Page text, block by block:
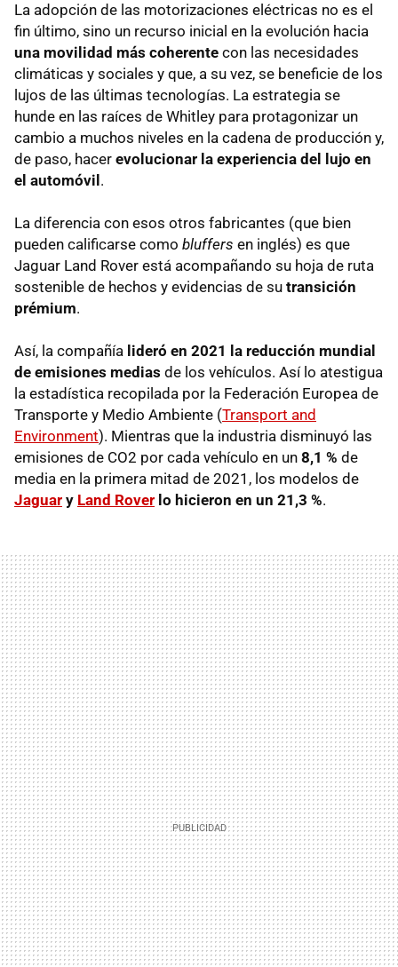
La adopción de las motorizaciones eléctricas no es el
fin último, sino un recurso inicial en la evolución hacia
una movilidad más coherente con las necesidades
climáticas y sociales y que, a su vez, se beneficie de los
lujos de las últimas tecnologías. La estrategia se
hunde en las raíces de Whitley para protagonizar un
cambio a muchos niveles en la cadena de producción y,
de paso, hacer evolucionar la experiencia del lujo en
el automóvil.
La diferencia con esos otros fabricantes (que bien
pueden calificarse como bluffers en inglés) es que
Jaguar Land Rover está acompañando su hoja de ruta
sostenible de hechos y evidencias de su transición
prémium.
Así, la compañía lideró en 2021 la reducción mundial
de emisiones medias de los vehículos. Así lo atestigua
la estadística recopilada por la Federación Europea de
Transporte y Medio Ambiente (Transport and
Environment). Mientras que la industria disminuyó las
emisiones de CO2 por cada vehículo en un 8,1 % de
media en la primera mitad de 2021, los modelos de
Jaguar y Land Rover lo hicieron en un 21,3 %.